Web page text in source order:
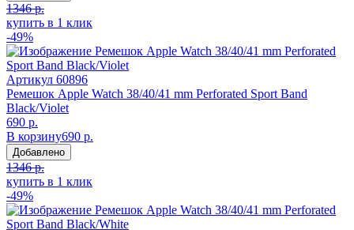
1346 р.
купить в 1 клик
-49%
Артикул 60896
Ремешок Apple Watch 38/40/41 mm Perforated Sport Band
Black/Violet
690 р.
В корзину690 р.
Добавлено
1346 р.
купить в 1 клик
-49%